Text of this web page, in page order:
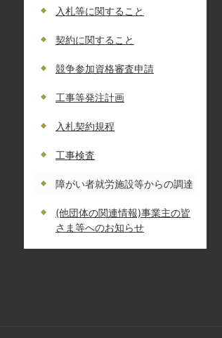
入札等に関すること
契約に関すること
競争参加資格審査申請
工事等発注計画
入札契約規程
工事検査
障がい者就労施設等からの調達
(他団体の関連情報)事業主の皆
さま等へのお知らせ